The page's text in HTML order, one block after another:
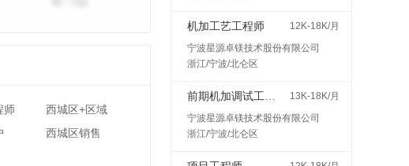
师
西城区+区域
西城区销售
机加工艺工程师
12K-18K/月
宁波星源卓镁技术股份有限公司
浙江/宁波/北仑区
13K-18K/月
宁波星源卓镁技术股份有限公司
浙江/宁波/北仑区